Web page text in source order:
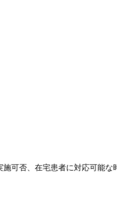
可否、在宅患者に対応可能